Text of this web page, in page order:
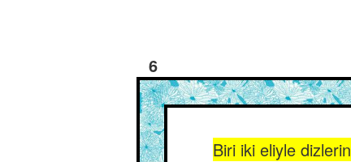
6
Biri iki eliyle